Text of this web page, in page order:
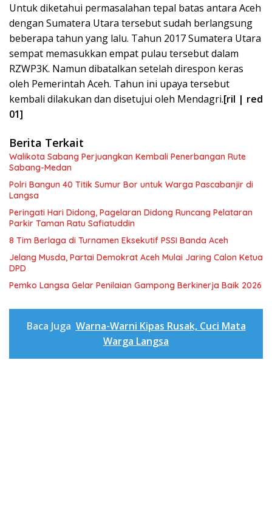
Untuk diketahui permasalahan tepal batas antara Aceh
dengan Sumatera Utara tersebut sudah berlangsung
beberapa tahun yang lalu. Tahun 2017 Sumatera Utara
sempat memasukkan empat pulau tersebut dalam
RZWP3K. Namun dibatalkan setelah direspon keras
oleh Pemerintah Aceh. Tahun ini upaya tersebut
kembali dilakukan dan disetujui oleh Mendagri.[ril | red
01]
Berita Terkait
Walikota Sabang Perjuangkan Kembali Penerbangan Rute
Sabang-Medan
Polri Bangun 40 Titik Sumur Bor untuk Warga Pascabanjir di
Langsa
Peringati Hari Didong, Pagelaran Didong Runcang Pelataran
Parkir Taman Ratu Safiatuddin
8 Tim Berlaga di Turnamen Eksekutif PSSI Banda Aceh
Jelang Musda, Partai Demokrat Aceh Mulai Jaring Calon Ketua
DPD
Pemko Langsa Gelar Penilaian Gampong Berkinerja Baik 2026
Baca Juga Warna-Warni Kipas Rusak, Cuci Mata
Warga Langsa